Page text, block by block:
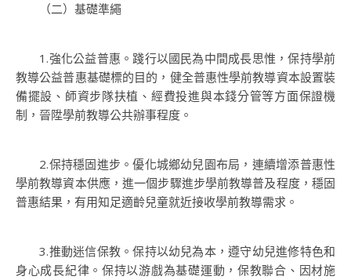
（二）基礎準繩
1.強化公益普惠。踐行以國民為中間成長思惟，保持學前
教導公益普惠基礎標的目的，健全普惠性學前教導資本設置裝
備擺設、師資步隊扶植、經費投進與本錢分管等方面保證機
制，晉陞學前教導公共辦事程度。
2.保持穩固進步。優化城鄉幼兒園布局，連續增添普惠性
學前教導資本供應，進一個步驟進步學前教導普及程度，穩固
普惠結果，有用知足適齡兒童就近接收學前教導需求。
3.推動迷信保教。保持以幼兒為本，遵守幼兒進修特色和
身心成長紀律。保持以游戲為基礎運動，保教聯合、因材施